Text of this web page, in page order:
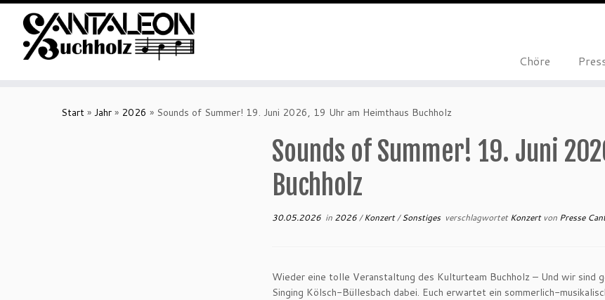
Chöre
Start » Jahr » 2026 » Sounds of Summer! 19. Juni 2026, 19 Uhr am Heimthaus Buchholz
Sounds of Summer! 19. Juni
Buchholz
30.05.2026 in 2026/Konzert/Sonstiges verschlagwortetKonzert von Presse
Wieder eine tolle Veranstaltung des Kulturteam Buchholz – Und wir sind
Singing Kölsch-Büllesbach dabei. Euch erwartet ein sommerlich-